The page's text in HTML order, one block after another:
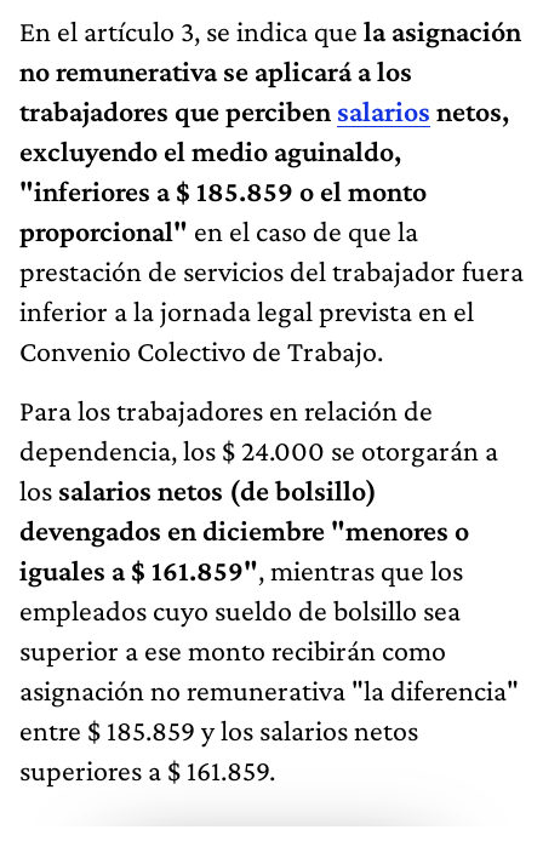
En el artículo 3, se indica que la asignación
no remunerativa se aplicará a los
trabajadores que perciben salarios netos,
excluyendo el medio aguinaldo,
"inferiores a $ 185.859 o el monto
proporcional" en el caso de que la
prestación de servicios del trabajador fuera
inferior a la jornada legal prevista en el
Convenio Colectivo de Trabajo.
Para los trabajadores en relación de
dependencia, los $ 24.000 se otorgarán a
los salarios netos (de bolsillo)
devengados en diciembre "menores o
iguales a $ 161.859", mientras que los
empleados cuyo sueldo de bolsillo sea
superior a ese monto recibirán como
asignación no remunerativa "la diferencia"
entre $ 185.859 y los salarios netos
superiores a $ 161.859.